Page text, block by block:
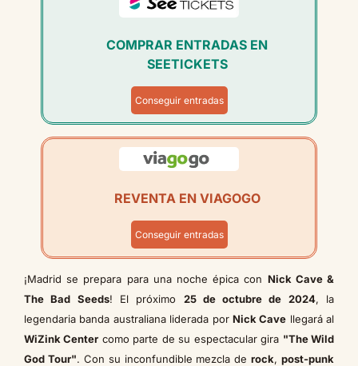
COMPRAR ENTRADAS EN
SEETICKETS
Conseguir entradas
REVENTA EN VIAGOGO
Conseguir entradas
¡Madrid se prepara para una noche épica con Nick Cave &
The Bad Seeds! El próximo 25 de octubre de 2024, la
legendaria banda australiana liderada por Nick Cave llegará al
WiZink Center como parte de su espectacular gira "The Wild
God Tour". Con su inconfundible mezcla derock, post-punk